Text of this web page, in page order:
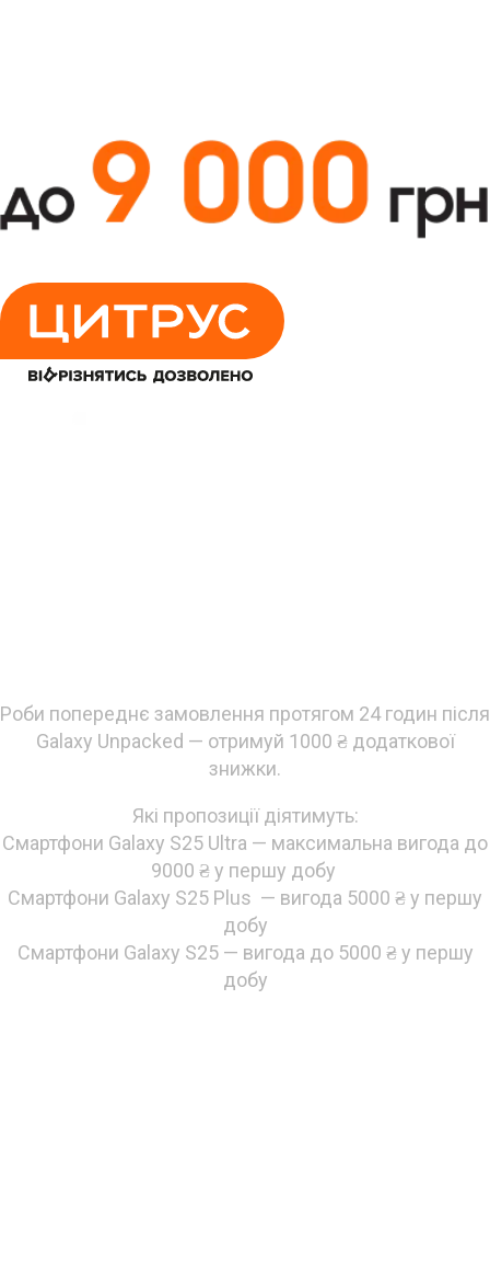
Роби попереднє замовлення протягом 24 годин після
Galaxy Unpacked — отримуй 1000 ₴ додаткової
знижки.
Які пропозиції діятимуть:
Смартфони Galaxy S25 Ultra — максимальна вигода до
9000 ₴ у першу добу
Смартфони Galaxy S25 Plus — вигода 5000 ₴ у першу
добу
Смартфони Galaxy S25 — вигода до 5000 ₴ у першу
добу